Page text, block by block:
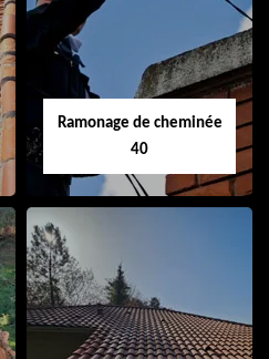
Ramonage de cheminée
40
Ramonage de
cheminée 40